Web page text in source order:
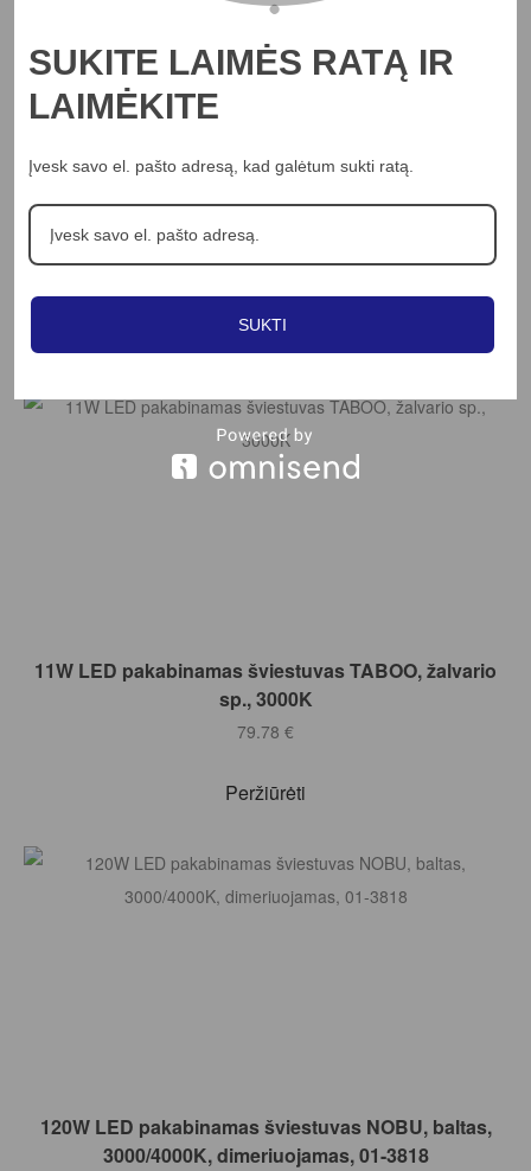
Į KREPŠELĮ
11W LED pakabinamas šviestuvas TABOO, juodas,
3000K
Peržiūrėti
Į KREPŠELĮ
11W LED pakabinamas šviestuvas TABOO, žalvario
sp., 3000K
79.78 €
Peržiūrėti
Į KREPŠELĮ
120W LED pakabinamas šviestuvas NOBU, baltas,
3000/4000K, dimeriuojamas, 01-3818
SUKITE LAIMĖS RATĄ IR
LAIMĖKITE
Įvesk savo el. pašto adresą, kad galėtum sukti ratą.
SUKTI